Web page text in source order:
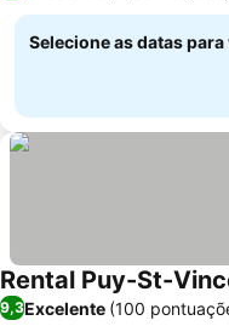
Selecione as datas
Rental Puy-St-
9,3Excelente (100